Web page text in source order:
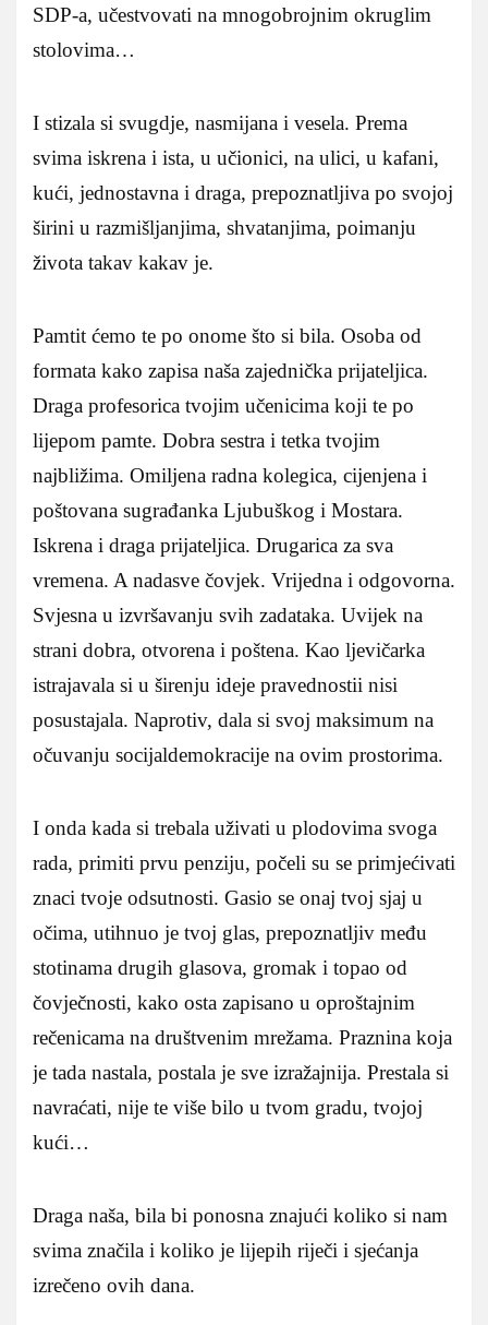
SDP-a, učestvovati na mnogobrojnim okruglim
stolovima…
I stizala si svugdje, nasmijana i vesela. Prema
svima iskrena i ista, u učionici, na ulici, u kafani,
kući, jednostavna i draga, prepoznatljiva po svojoj
širini u razmišljanjima, shvatanjima, poimanju
života takav kakav je.
Pamtit ćemo te po onome što si bila. Osoba od
formata kako zapisa naša zajednička prijateljica.
Draga profesorica tvojim učenicima koji te po
lijepom pamte. Dobra sestra i tetka tvojim
najbližima. Omiljena radna kolegica, cijenjena i
poštovana sugrađanka Ljubuškog i Mostara.
Iskrena i draga prijateljica. Drugarica za sva
vremena. A nadasve čovjek. Vrijedna i odgovorna.
Svjesna u izvršavanju svih zadataka. Uvijek na
strani dobra, otvorena i poštena. Kao ljevičarka
istrajavala si u širenju ideje pravednostii nisi
posustajala. Naprotiv, dala si svoj maksimum na
očuvanju socijaldemokracije na ovim prostorima.
I onda kada si trebala uživati u plodovima svoga
rada, primiti prvu penziju, počeli su se primjećivati
znaci tvoje odsutnosti. Gasio se onaj tvoj sjaj u
očima, utihnuo je tvoj glas, prepoznatljiv među
stotinama drugih glasova, gromak i topao od
čovječnosti, kako osta zapisano u oproštajnim
rečenicama na društvenim mrežama. Praznina koja
je tada nastala, postala je sve izražajnija. Prestala si
navraćati, nije te više bilo u tvom gradu, tvojoj
kući…
Draga naša, bila bi ponosna znajući koliko si nam
svima značila i koliko je lijepih riječi i sjećanja
izrečeno ovih dana.